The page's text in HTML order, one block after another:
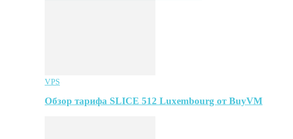
VPS
Обзор тарифа SLICE 512 Luxembourg от BuyVM